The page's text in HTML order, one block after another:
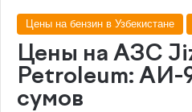
Цены на бензин в Узбекистане
Цены на АЗС
Petroleum: АИ-
сумов